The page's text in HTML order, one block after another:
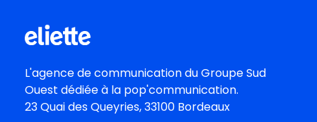
L'agence de communication duGroupe Sud
Ouest dédiée à la pop'communication.
23 Quai des Queyries, 33100 Bordeaux